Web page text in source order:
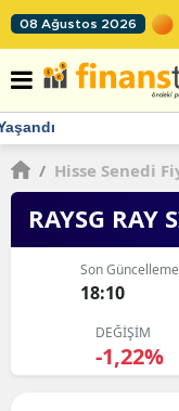
08 Ağustos 2026
22:24 TCMB'nin
/ Hisse Senedi
RAYSG RAY
Son Güncelleme
18:10
DEĞİŞİM
-1,22%